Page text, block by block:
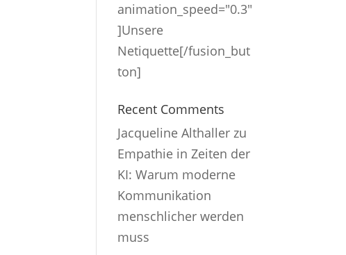
animation_speed="0.3"
]Unsere
Netiquette[/fusion_but
ton]
Recent Comments
Jacqueline Althaller zu
Empathie in Zeiten der
KI: Warum moderne
Kommunikation
menschlicher werden
muss